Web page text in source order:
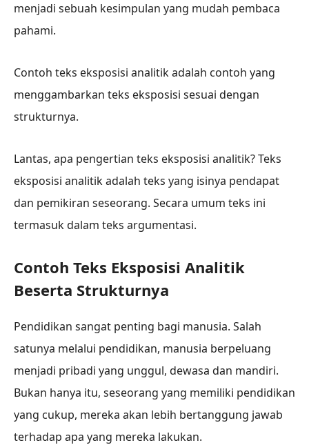
menjadi sebuah kesimpulan yang mudah pembaca
pahami.
Contoh teks eksposisi analitik adalah contoh yang
menggambarkan teks eksposisi sesuai dengan
strukturnya.
Lantas, apa pengertian teks eksposisi analitik? Teks
eksposisi analitik adalah teks yang isinya pendapat
dan pemikiran seseorang. Secara umum teks ini
termasuk dalam teks argumentasi.
Contoh Teks Eksposisi Analitik
Beserta Strukturnya
Pendidikan sangat penting bagi manusia. Salah
satunya melalui pendidikan, manusia berpeluang
menjadi pribadi yang unggul, dewasa dan mandiri.
Bukan hanya itu, seseorang yang memiliki pendidikan
yang cukup, mereka akan lebih bertanggung jawab
terhadap apa yang mereka lakukan.